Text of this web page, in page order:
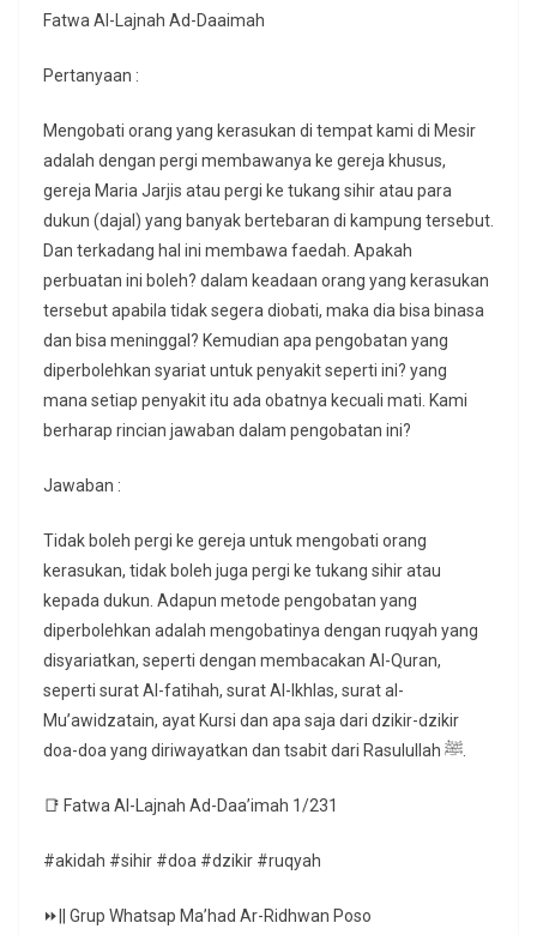
Fatwa Al-Lajnah Ad-Daaimah
Pertanyaan :
Mengobati orang yang kerasukan di tempat kami di Mesir
adalah dengan pergi membawanya ke gereja khusus,
gereja Maria Jarjis atau pergi ke tukang sihir atau para
dukun (dajal) yang banyak bertebaran di kampung tersebut.
Dan terkadang hal ini membawa faedah. Apakah
perbuatan ini boleh? dalam keadaan orang yang kerasukan
tersebut apabila tidak segera diobati, maka dia bisa binasa
dan bisa meninggal? Kemudian apa pengobatan yang
diperbolehkan syariat untuk penyakit seperti ini? yang
mana setiap penyakit itu ada obatnya kecuali mati. Kami
berharap rincian jawaban dalam pengobatan ini?
Jawaban :
Tidak boleh pergi ke gereja untuk mengobati orang
kerasukan, tidak boleh juga pergi ke tukang sihir atau
kepada dukun. Adapun metode pengobatan yang
diperbolehkan adalah mengobatinya dengan ruqyah yang
disyariatkan, seperti dengan membacakan Al-Quran,
seperti surat Al-fatihah, surat Al-Ikhlas, surat al-
Mu’awidzatain, ayat Kursi dan apa saja dari dzikir-dzikir
doa-doa yang diriwayatkan dan tsabit dari Rasulullah ﷺ.
📑 Fatwa Al-Lajnah Ad-Daa’imah 1/231
#akidah #sihir #doa #dzikir #ruqyah
⏩|| Grup Whatsap Ma’had Ar-Ridhwan Poso